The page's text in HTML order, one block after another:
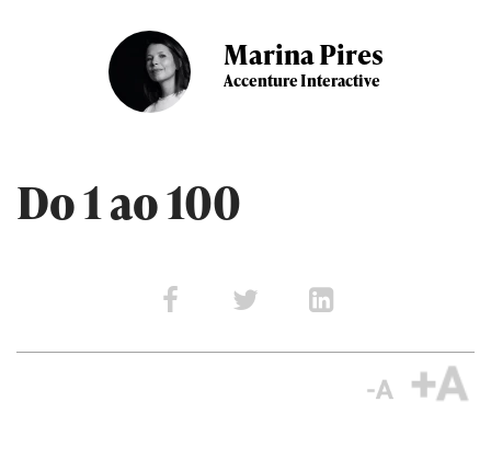
Marina Pires
Accenture Interactive
Do 1 ao 100